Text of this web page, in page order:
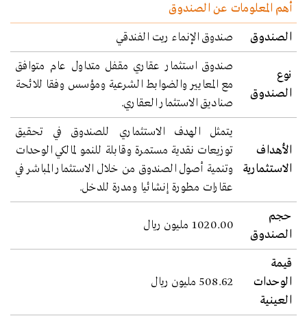
أهم المعلومات عن الصندوق
الصندوق
صندوق الإنماء ريت الفندقي
نوع
الصندوق
صندوق استثمار عقاري مقفل متداول عام متوافق
مع المعايير والضوابط الشرعية ومؤسس وفقا للائحة
صناديق الاستثمار العقاري.
الأهداف
الاستثمارية
يتمثل الهدف الاستثماري للصندوق في تحقيق
توزيعات نقدية مستمرة وقابلة للنمو لمالكي الوحدات
وتنمية أصول الصندوق من خلال الاستثمار المباشر في
عقارات مطورة إنشائيا ومدرة للدخل.
حجم
الصندوق
1020.00 مليون ريال
قيمة
الوحدات
العينية
508.62 مليون ريال